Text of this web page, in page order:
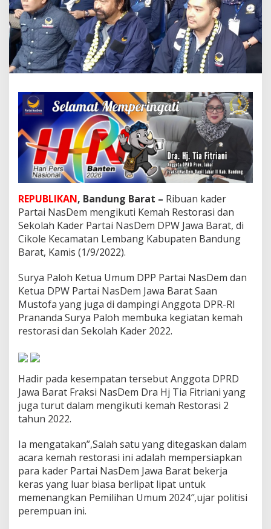
a
F
r
a
k
s
i
a
s
D
e
m
J
b
a
I
k
u
K
e
a
h
e
s
t
s
2
0
d
i
C
i
k
o
REPUBLIKAN, Bandung Barat – Ribuan kader
Partai NasDem mengikuti Kemah Restorasi dan
Sekolah Kader Partai NasDem DPW Jawa Barat, di
Cikole Kecamatan Lembang Kabupaten Bandung
Barat, Kamis (1/9/2022).
Surya Paloh Ketua Umum DPP Partai NasDem dan
Ketua DPW Partai NasDem Jawa Barat Saan
Mustofa yang juga di dampingi Anggota DPR-RI
Prananda Surya Paloh membuka kegiatan kemah
restorasi dan Sekolah Kader 2022.
Hadir pada kesempatan tersebut Anggota DPRD
Jawa Barat Fraksi NasDem Dra Hj Tia Fitriani yang
juga turut dalam mengikuti kemah Restorasi 2
tahun 2022.
Ia mengatakan”,Salah satu yang ditegaskan dalam
acara kemah restorasi ini adalah mempersiapkan
para kader Partai NasDem Jawa Barat bekerja
keras yang luar biasa berlipat lipat untuk
memenangkan Pemilihan Umum 2024″,ujar politisi
perempuan ini.